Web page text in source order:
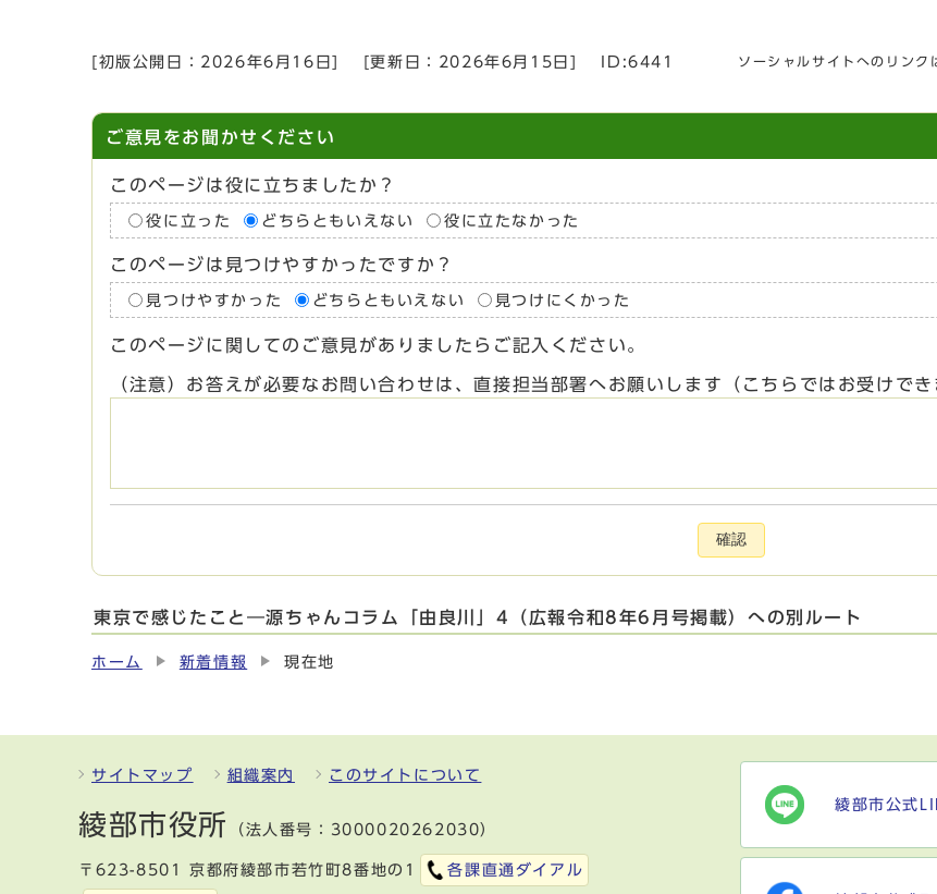
[初版公開日： 2026年6月16日 [更新日： 2026年6月15日 ID:6441 ソーシャルサイトへのリンク
ご意見をお聞かせください
このページは役に立ちましたか？
役に立った どちらともいえない 役に立たなかった
このページは見つけやすかったですか？
見つけやすかった どちらともいえない 見つけにくかった
このページに関してのご意見がありましたらご記入ください。
（注意）お答えが必要なお問い合わせは、直接担当部署へお願いします（こちらではお受けでき
確認
東京で感じたこと―源ちゃんコラム「由良川」4（広報令和8年6月号掲載）への別ルート
ホーム 新着情報 現在地
サイトマップ 組織案内 このサイトについて
綾部市役所 （法人番号：3000020262030）
〒623-8501 京都府綾部市若竹町8番地の1 各課直通ダイアル
綾部市公式